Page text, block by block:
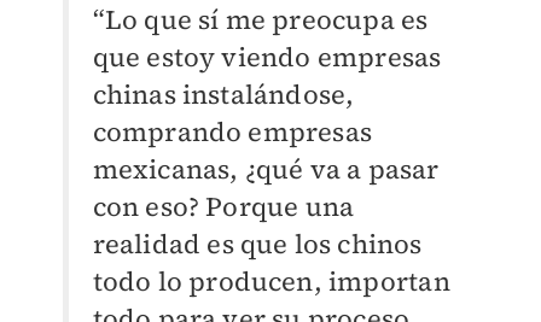
“Lo que sí me preocupa es
que estoy viendo empresas
chinas instalándose,
comprando empresas
mexicanas, ¿qué va a pasar
con eso? Porque una
realidad es que los chinos
todo lo producen, importan